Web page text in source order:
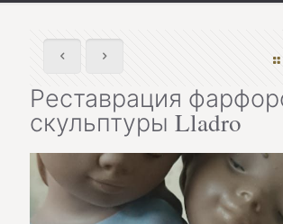
Реставрация
скульптуры Lladro